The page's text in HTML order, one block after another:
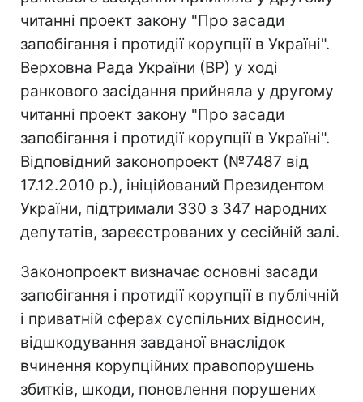
читанні проект закону "Про засади
запобігання і протидії корупції в Україні".
Верховна Рада України (ВР) у ході
ранкового засідання прийняла у другому
читанні проект закону "Про засади
запобігання і протидії корупції в Україні".
Відповідний законопроект (№7487 від
17.12.2010 р.), ініційований Президентом
України, підтримали 330 з 347 народних
депутатів, зареєстрованих у сесійній залі.
Законопроект визначає основні засади
запобігання і протидії корупції в публічній
і приватній сферах суспільних відносин,
відшкодування завданої внаслідок
вчинення корупційних правопорушень
збитків, шкоди, поновлення порушених